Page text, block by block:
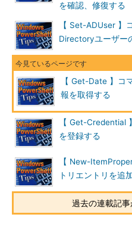
を確認、修復する
【 Set-ADUser
Directoryユーザー
【 Get-Date 】
報を取得する
【 Get-
を登録する
【 New-
トリエントリを追
過去の連載記